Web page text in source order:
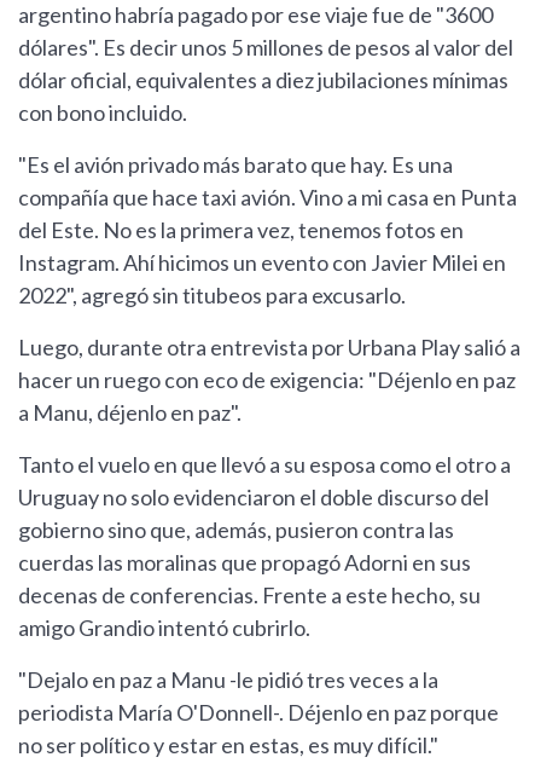
argentino habría pagado por ese viaje fue de "3600
dólares". Es decir unos 5 millones de pesos al valor del
dólar oficial, equivalentes a diez jubilaciones mínimas
con bono incluido.
"Es el avión privado más barato que hay. Es una
compañía que hace taxi avión. Vino a mi casa en Punta
del Este. No es la primera vez, tenemos fotos en
Instagram. Ahí hicimos un evento con Javier Milei en
2022", agregó sin titubeos para excusarlo.
Luego, durante otra entrevista por Urbana Play salió a
hacer un ruego con eco de exigencia: "Déjenlo en paz
a Manu, déjenlo en paz".
Tanto el vuelo en que llevó a su esposa como el otro a
Uruguay no solo evidenciaron el doble discurso del
gobierno sino que, además, pusieron contra las
cuerdas las moralinas que propagó Adorni en sus
decenas de conferencias. Frente a este hecho, su
amigo Grandio intentó cubrirlo.
"Dejalo en paz a Manu -le pidió tres veces a la
periodista María O'Donnell-. Déjenlo en paz porque
no ser político y estar en estas, es muy difícil."